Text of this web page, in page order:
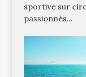
sportive sur
passionnés...